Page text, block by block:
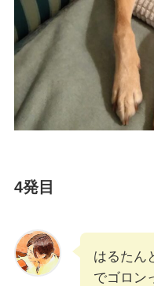
4発目
はるたん
でゴロン